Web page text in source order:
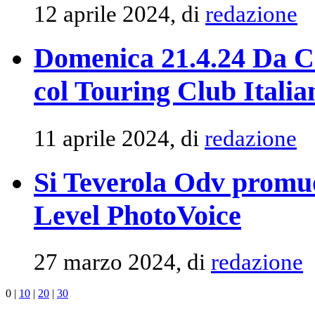
12 aprile 2024, di redazione
Domenica 21.4.24 Da
col Touring Club
11 aprile 2024, di redazione
Si Teverola Odv
Level PhotoVoice
27 marzo 2024, di redazione
0 | 10 | 20 | 30